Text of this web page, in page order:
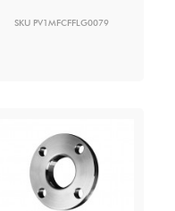
SKU PV1MFCFFLG0079